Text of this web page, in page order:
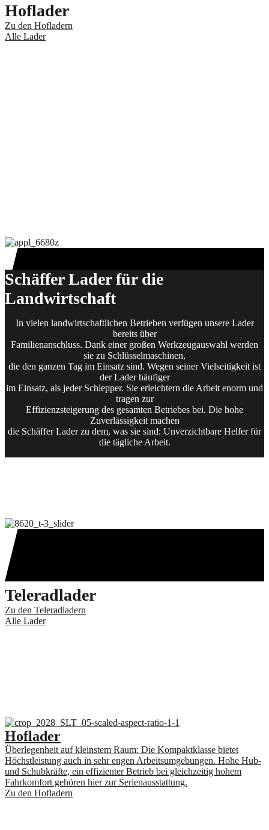
Hoflader
Zu den Hofladern
Alle Lader
Zu den Radladern
Alle Lader
Teleradlader
Zu den Teleradladern
Alle Lader
Schäffer Lader für die
Landwirtschaft
In vielen landwirtschaftlichen Betrieben verfügen unsere Lader
bereits über
Familienanschluss. Dank einer großen Werkzeugauswahl werden
sie zu Schlüsselmaschinen,
die den ganzen Tag im Einsatz sind. Wegen seiner Vielseitigkeit ist
der Lader häufiger
im Einsatz, als jeder Schlepper. Sie erleichtern die Arbeit enorm und
tragen zur
Effizienzsteigerung des gesamten Betriebes bei. Die hohe
Zuverlässigkeit machen
die Schäffer Lader zu dem, was sie sind: Unverzichtbare Helfer für
die tägliche Arbeit.
Hoflader
Überlegenheit auf kleinstem Raum: Die Kompaktklasse bietet
Höchstleistung auch in sehr engen Arbeitsumgebungen. Hohe Hub-
und Schubkräfte, ein effizienter Betrieb bei gleichzeitig hohem
Fahrkomfort gehören hier zur Serienausstattung.
Zu den Hofladern